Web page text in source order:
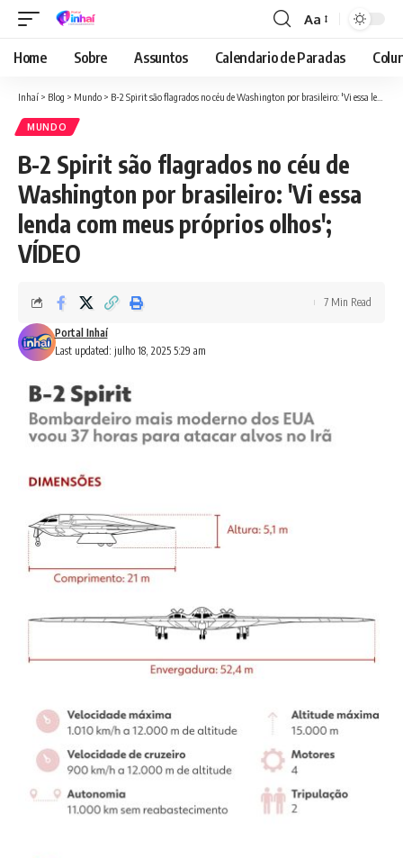
Font
Resizer
Aa
Home Sobre Assuntos Calendario de Paradas
Inhaí > Blog > Mundo > B-2 Spirit são flagrados no céu de Washington por brasileiro: 'Vi essa lenda com meus próprios olhos'; VÍDEO
MUNDO
B-2 Spirit são flagrados no céu de
Washington por brasileiro: 'Vi essa
lenda com meus próprios olhos';
VÍDEO
Last updated: julho 18, 2025 5:29 am
Portal Inhaí
7 Min Read